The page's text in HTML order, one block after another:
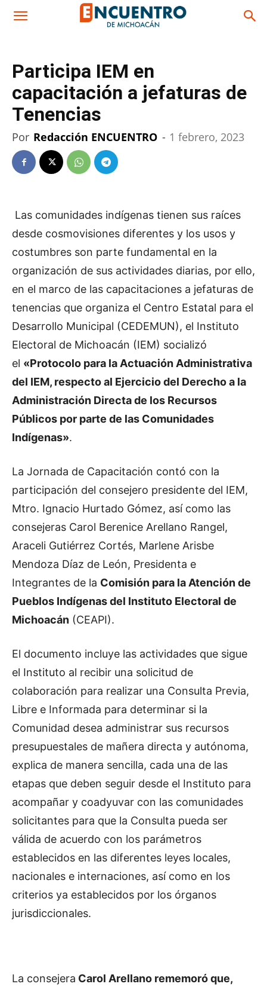
Participa IEM en
capacitación a jefaturas de
Tenencias
Por Redacción ENCUENTRO - 1 febrero, 2023
Las comunidades indígenas tienen sus raíces
desde cosmovisiones diferentes y los usos y
costumbres son parte fundamental en la
organización de sus actividades diarias, por ello,
en el marco de las capacitaciones a jefaturas de
tenencias que organiza el Centro Estatal para el
Desarrollo Municipal (CEDEMUN), el Instituto
Electoral de Michoacán (IEM) socializó
el «Protocolo para la Actuación Administrativa
del IEM, respecto al Ejercicio del Derecho a la
Administración Directa de los Recursos
Públicos por parte de las Comunidades
Indígenas».
La Jornada de Capacitación contó con la
participación del consejero presidente del IEM,
Mtro. Ignacio Hurtado Gómez, así como las
consejeras Carol Berenice Arellano Rangel,
Araceli Gutiérrez Cortés, Marlene Arisbe
Mendoza Díaz de León, Presidenta e
Integrantes de la Comisión para la Atención de
Pueblos Indígenas del Instituto Electoral de
Michoacán (CEAPI).
El documento incluye las actividades que sigue
el Instituto al recibir una solicitud de
colaboración para realizar una Consulta Previa,
Libre e Informada para determinar si la
Comunidad desea administrar sus recursos
presupuestales de mañera directa y autónoma,
explica de manera sencilla, cada una de las
etapas que deben seguir desde el Instituto para
acompañar y coadyuvar con las comunidades
solicitantes para que la Consulta pueda ser
válida de acuerdo con los parámetros
establecidos en las diferentes leyes locales,
nacionales e internaciones, así como en los
criterios ya establecidos por los órganos
jurisdiccionales.
La consejera Carol Arellano rememoró que,